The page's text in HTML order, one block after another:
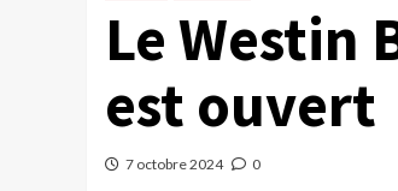
Le Westin
est ouvert
7 octobre 2024 0